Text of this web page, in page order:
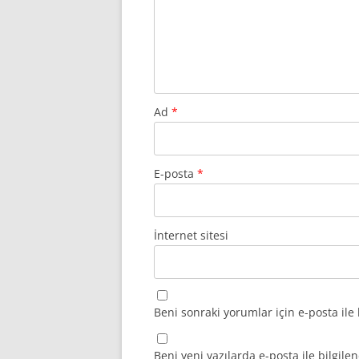
Ad *
E-posta *
İnternet sitesi
Beni sonraki yorumlar için e-posta
Beni yeni yazılarda e-posta ile